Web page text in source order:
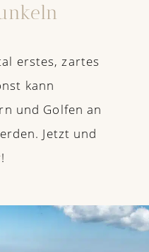
erstes, zartes
kann
und Golfen an
Jetzt und